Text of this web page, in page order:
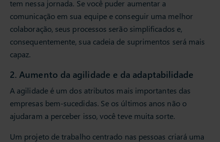
tem nessa jornada. Se você puder aumentar a
comunicação em sua equipe e conseguir uma melhor
colaboração, seus processos serão simplificados e,
consequentemente, sua cadeia de suprimentos será mais
capaz.
2. Aumento da agilidade e da adaptabilidade
A agilidade é um dos atributos mais importantes das
empresas bem-sucedidas. Se os últimos anos não o
ajudaram a perceber isso, você teve muita sorte.
Um projeto de trabalho centrado nas pessoas criará uma